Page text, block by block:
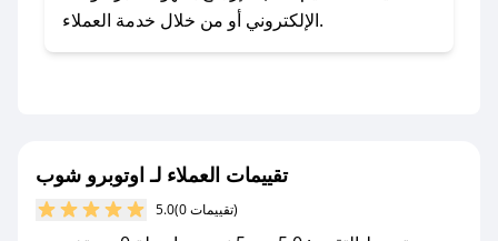
- اضغط على أيقونة متابعة لمتجر اوتوبرو شوب في
مع صحصح، تسوق بذكاء ووفّر على كل مشترياتك مع
الإلكتروني أو من خلال خدمة العملاء.
تقييمات العملاء لـ اوتوبرو شوب
5.0 (0 تقييمات)